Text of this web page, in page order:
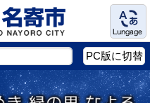
Language
PC版に切替